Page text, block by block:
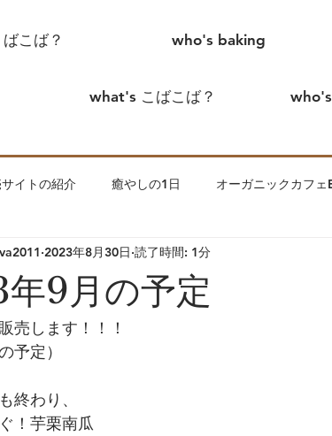
what's こばこば？
イトの紹介 癒やしの1日 オーガニックカフェ
はじめまして、こばこばです。
ちしております。
ばの焼菓子について
9月の予定
2023年8月30日 読了時間: 1分
売します！！！
予定）
終わり、
！芋栗南瓜
こば？ who's baking